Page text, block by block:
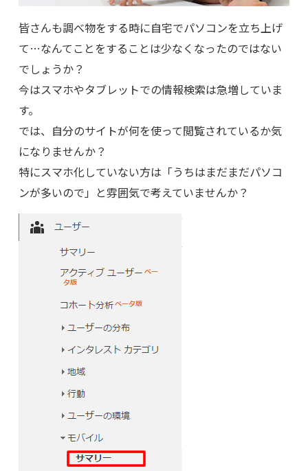
皆さんも調べ物をする時に自宅でパソコンを立ち上げ
て…なんてことをすることは少なくなったのではない
でしょうか？
今はスマホやタブレットでの情報検索は急増していま
す。
では、自分のサイトが何を使って閲覧されているか気
になりませんか？
特にスマホ化していない方は「うちはまだまだパソコ
ンが多いので」と雰囲気で考えていませんか？